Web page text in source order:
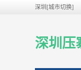
深圳[城市切换]
深圳压